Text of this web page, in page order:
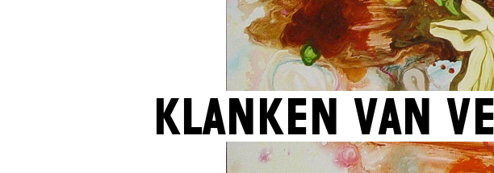
Klanken van